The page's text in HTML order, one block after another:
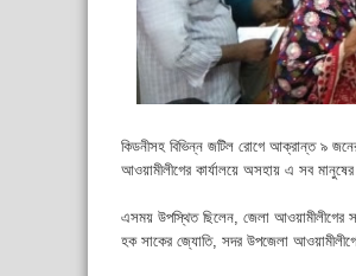
কিডনীসহ বিভিন্ন জটিল রোগে আক্রান্ত ৯
আওয়ামীলীগের কার্যালয়ে অসহায় এ সব
এসময় উপস্থিত ছিলেন, জেলা আওয়ামীলীগের
হক সাকের জ্যোতি, সদর উপজেলা